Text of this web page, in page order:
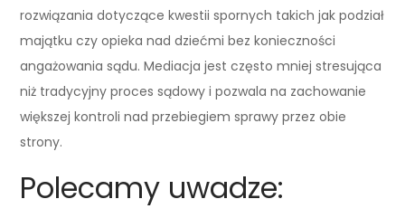
rozwiązania dotyczące kwestii spornych takich jak podział
majątku czy opieka nad dziećmi bez konieczności
angażowania sądu. Mediacja jest często mniej stresująca
niż tradycyjny proces sądowy i pozwala na zachowanie
większej kontroli nad przebiegiem sprawy przez obie
strony.
Polecamy uwadze: